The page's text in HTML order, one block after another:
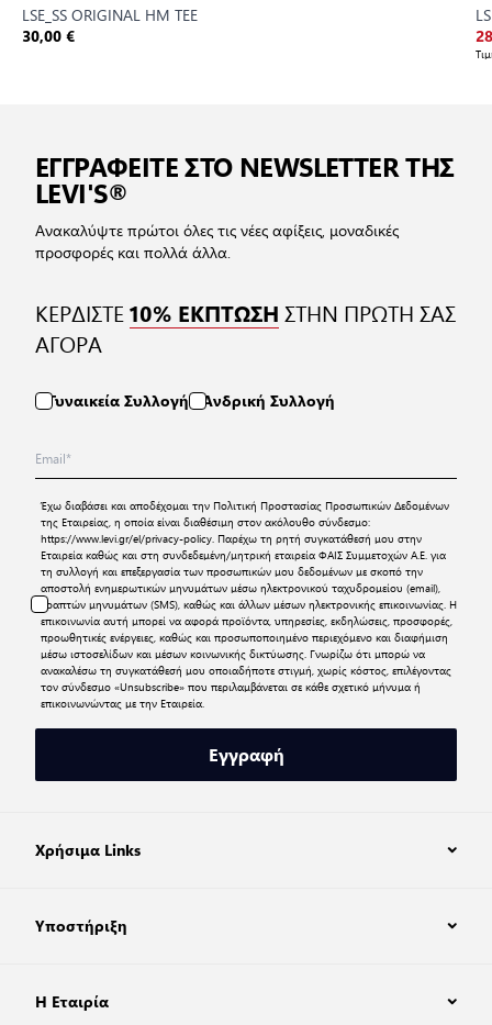
LSE_SS ORIGINAL HM TEE
30,00 €
ΕΓΓΡΑΦΕΙΤΕ ΣΤΟ NEWSLETTER ΤΗΣ
LEVI'S®
Ανακαλύψτε πρώτοι όλες τις νέες αφίξεις, μοναδικές
προσφορές και πολλά άλλα.
ΚΕΡΔΙΣΤΕ10% ΕΚΠΤΩΣΗ ΣΤΗΝ ΠΡΩΤΗ ΣΑΣ
ΑΓΟΡΑ
Γυναικεία Συλλογή Ανδρική Συλλογή
Έχω διαβάσει και αποδέχομαι την Πολιτική Προστασίας Προσωπικών Δεδομένων
της Εταιρείας, η οποία είναι διαθέσιμη στον ακόλουθο σύνδεσμο:
https://www.levi.gr/el/privacy-policy. Παρέχω τη ρητή συγκατάθεσή μου στην
Εταιρεία καθώς και στη συνδεδεμένη/μητρική εταιρεία ΦΑΙΣ Συμμετοχών Α.Ε. για
τη συλλογή και επεξεργασία των προσωπικών μου δεδομένων με σκοπό την
αποστολή ενημερωτικών μηνυμάτων μέσω ηλεκτρονικού ταχυδρομείου (email),
γραπτών μηνυμάτων (SMS), καθώς και άλλων μέσων ηλεκτρονικής επικοινωνίας. Η
επικοινωνία αυτή μπορεί να αφορά προϊόντα, υπηρεσίες, εκδηλώσεις, προσφορές,
προωθητικές ενέργειες, καθώς και προσωποποιημένο περιεχόμενο και διαφήμιση
μέσω ιστοσελίδων και μέσων κοινωνικής δικτύωσης. Γνωρίζω ότι μπορώ να
ανακαλέσω τη συγκατάθεσή μου οποιαδήποτε στιγμή, χωρίς κόστος, επιλέγοντας
τον σύνδεσμο «Unsubscribe» που περιλαμβάνεται σε κάθε σχετικό μήνυμα ή
επικοινωνώντας με την Εταιρεία.
Εγγραφή
Χρήσιμα Links
Υποστήριξη
Η Εταιρία